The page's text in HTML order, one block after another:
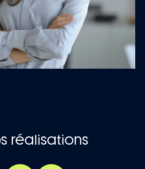
réalisations